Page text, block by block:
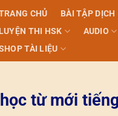
CHỦ BÀI TẬP DỊCH
LUYỆN THI HSK
AUDIO
TÀI LIỆU
từ mới